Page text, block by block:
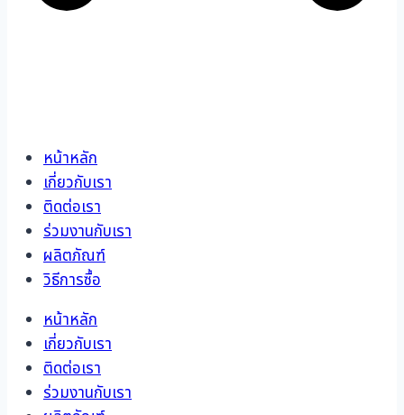
หน้าหลัก
เกี่ยวกับเรา
ติดต่อเรา
ร่วมงานกับเรา
ผลิตภัณฑ์
วิธีการซื้อ
หน้าหลัก
เกี่ยวกับเรา
ติดต่อเรา
ร่วมงานกับเรา